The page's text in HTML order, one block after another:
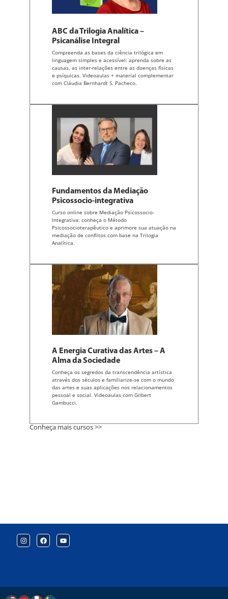
ABC da Trilogia Analítica –
Psicanálise Integral
Compreenda as bases da ciência trilógica em
linguagem simples e acessível: aprenda sobre as
causas, as inter-relações entre as doenças físicas
e psíquicas. Videoaulas + material complementar
com Cláudia Bernhardt S. Pacheco.
Fundamentos da Mediação
Psicossocio-integrativa
Curso online sobre Mediação Psicossocio-
Integrativa: conheça o Método
Psicossocioterapêutico e aprimore sua atuação na
mediação de conflitos com base na Trilogia
Analítica.
A Energia Curativa das Artes – A
Alma da Sociedade
Conheça os segredos da transcendência artística
através dos séculos e familiarize-se com o mundo
das artes e suas aplicações nos relacionamentos
pessoal e social. Videoaulas com Gilbert
Gambucci.
Conheça mais cursos >>